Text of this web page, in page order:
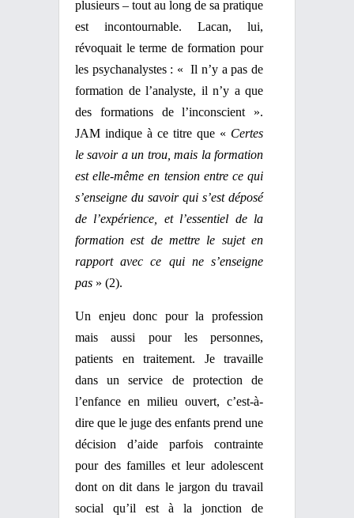
plusieurs – tout au long de sa pratique
est incontournable. Lacan, lui,
révoquait le terme de formation pour
les psychanalystes : « Il n’y a pas de
formation de l’analyste, il n’y a que
des formations de l’inconscient ».
JAM indique à ce titre que « Certes
le savoir a un trou, mais la formation
est elle-même en tension entre ce qui
s’enseigne du savoir qui s’est déposé
de l’expérience, et l’essentiel de la
formation est de mettre le sujet en
rapport avec ce qui ne s’enseigne
pas » (2).
Un enjeu donc pour la profession
mais aussi pour les personnes,
patients en traitement. Je travaille
dans un service de protection de
l’enfance en milieu ouvert, c’est-à-
dire que le juge des enfants prend une
décision d’aide parfois contrainte
pour des familles et leur adolescent
dont on dit dans le jargon du travail
social qu’il est à la jonction de